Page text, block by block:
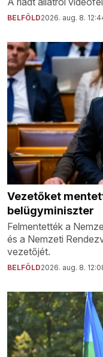
BELFÖLD2026. aug. 8.
Vezetőket
belügyminiszter
Felmentették a
és a Nemzeti
vezetőjét.
BELFÖLD2026. aug. 8.